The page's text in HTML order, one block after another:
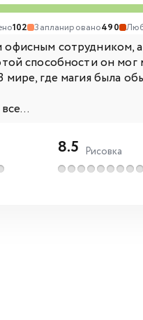
102 Запланировано490
сотрудником,
способности он
где магия была
8.5 Рисовка